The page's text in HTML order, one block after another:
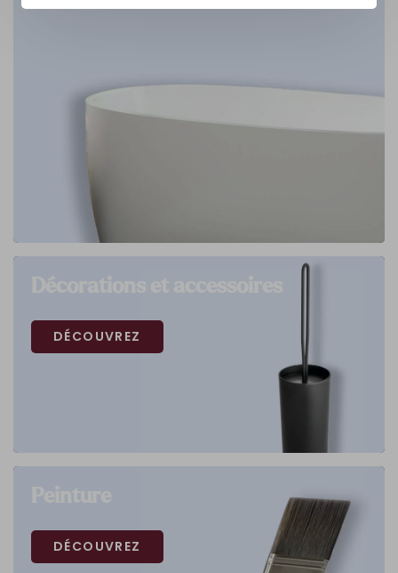
DÉCOUVREZ
DÉCOUVREZ